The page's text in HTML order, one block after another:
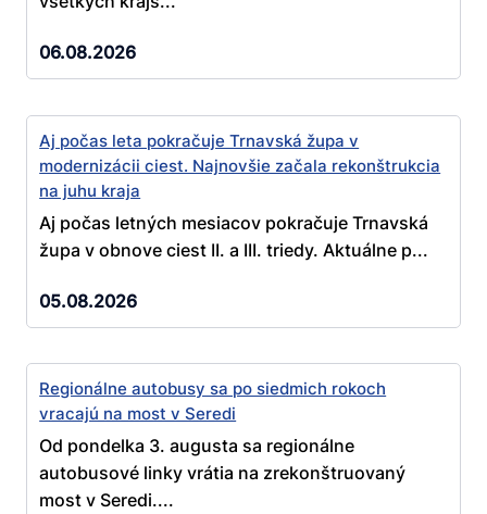
06.08.2026
Aj počas leta pokračuje Trnavská župa v
modernizácii ciest. Najnovšie začala rekonštrukcia
na juhu kraja
Aj počas letných mesiacov pokračuje Trnavská
župa v obnove ciest II. a III. triedy. Aktuálne p...
05.08.2026
Regionálne autobusy sa po siedmich rokoch
vracajú na most v Seredi
Od pondelka 3. augusta sa regionálne
autobusové linky vrátia na zrekonštruovaný
most v Seredi....